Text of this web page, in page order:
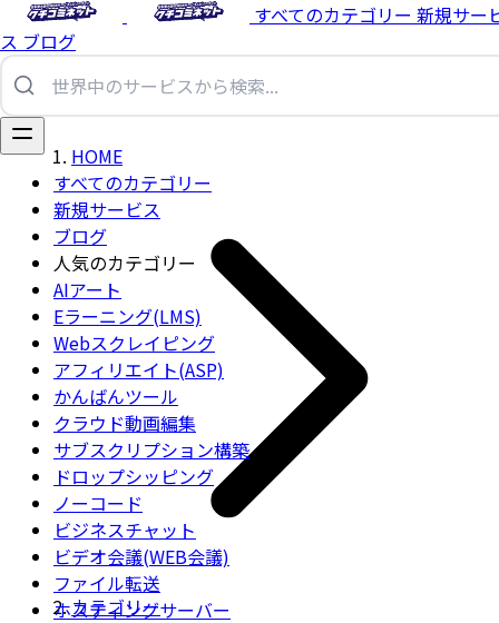
すべてのカテゴリー 新規サー
ス ブログ
すべてのカテゴリー
新規サービス
ブログ
人気のカテゴリー
AIアート
Eラーニング(LMS)
Webスクレイピング
アフィリエイト(ASP)
かんばんツール
クラウド動画編集
サブスクリプション構築
ドロップシッピング
ノーコード
ビジネスチャット
ビデオ会議(WEB会議)
ファイル転送
ホスティングサーバー
HOME
カテゴリー